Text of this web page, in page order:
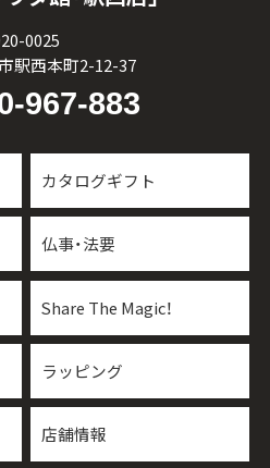
0025
駅西本町2-12-37
967-883
カタログギフト
仏事・法要
Share The Magic！
ラッピング
店舗情報